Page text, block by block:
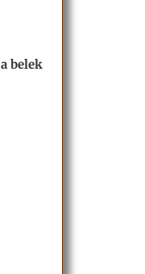
a belek